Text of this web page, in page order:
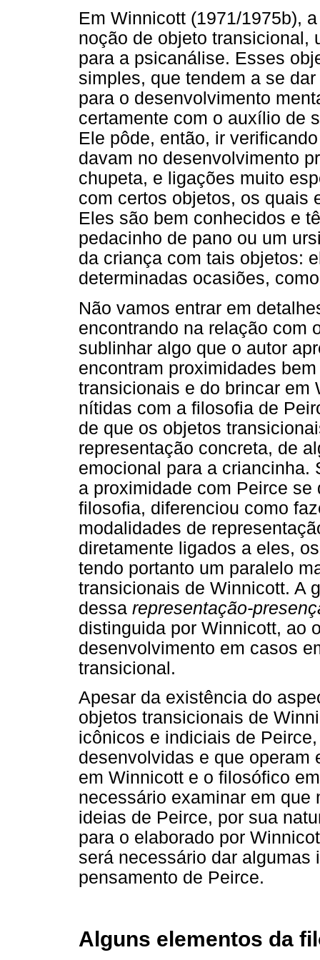
Em Winnicott (1971/1975b),
noção de objeto transicional,
para a psicanálise. Esses
simples, que tendem a se
para o desenvolvimento
certamente com o auxílio de
Ele pôde, então, ir
davam no desenvolvimento
chupeta, e ligações muito
com certos objetos, os quais
Eles são bem conhecidos e
pedacinho de pano ou um
da criança com tais objetos:
determinadas ocasiões,
Não vamos entrar em
encontrando na relação com
sublinhar algo que o autor
encontram proximidades
transicionais e do brincar em
nítidas com a filosofia de
de que os objetos
representação concreta, de
emocional para a criancinha.
a proximidade com Peirce
filosofia, diferenciou como
modalidades de
diretamente ligados a eles,
tendo portanto um paralelo
transicionais de Winnicott. A
dessa representação-
distinguida por Winnicott, ao
desenvolvimento em casos
transicional.
Apesar da existência do
objetos transicionais de
icônicos e indiciais de
desenvolvidas e que
em Winnicott e o filosófico
necessário examinar em
ideias de Peirce, por sua
para o elaborado por
será necessário dar
pensamento de Peirce.
Alguns elementos da